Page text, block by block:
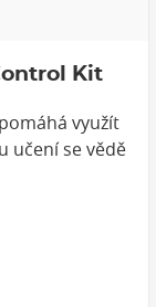
Kit
využít
učení se vědě